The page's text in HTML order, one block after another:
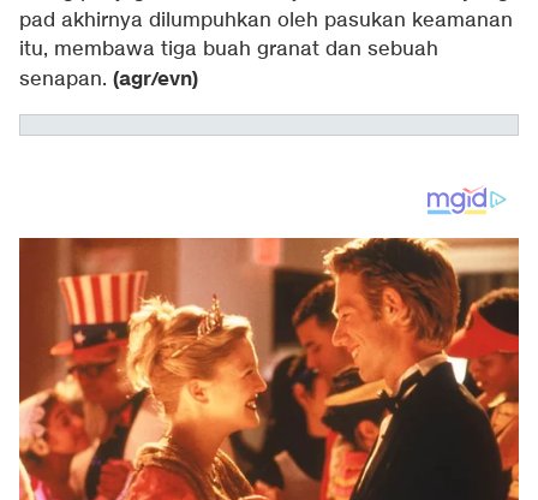
pad akhirnya dilumpuhkan oleh pasukan keamanan
itu, membawa tiga buah granat dan sebuah
senapan. (agr/evn)